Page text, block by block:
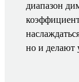
диапазон
но и делают